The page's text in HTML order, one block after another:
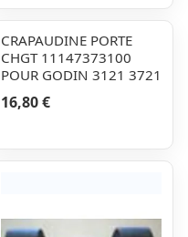
CRAPAUDINE PORTE
CHGT 11147373100
POUR GODIN 3121 3721
16,80 €